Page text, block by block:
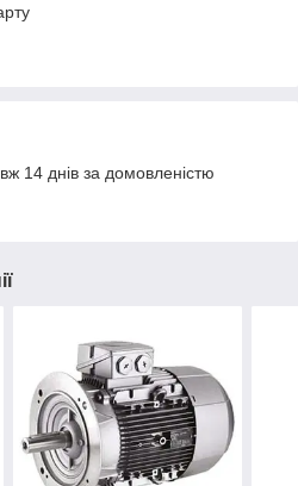
14 днів за домовленістю